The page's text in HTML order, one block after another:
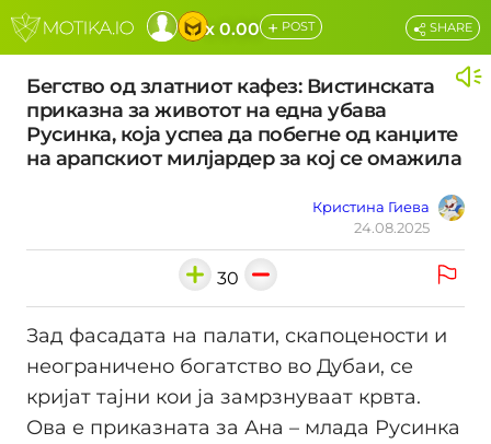
x 0.00 + POST
Бегство од златниот кафез: Вистинската
приказна за животот на една убава
Русинка, која успеа да побегне од канџите
на арапскиот милјардер за кој се омажила
Кристина Гиева
24.08.2025
SHARE
30
Зад фасадата на палати, скапоцености и
неограничено богатство во Дубаи, се
кријат тајни кои ја замрзнуваат крвта.
Ова е приказната за Ана – млада Русинка